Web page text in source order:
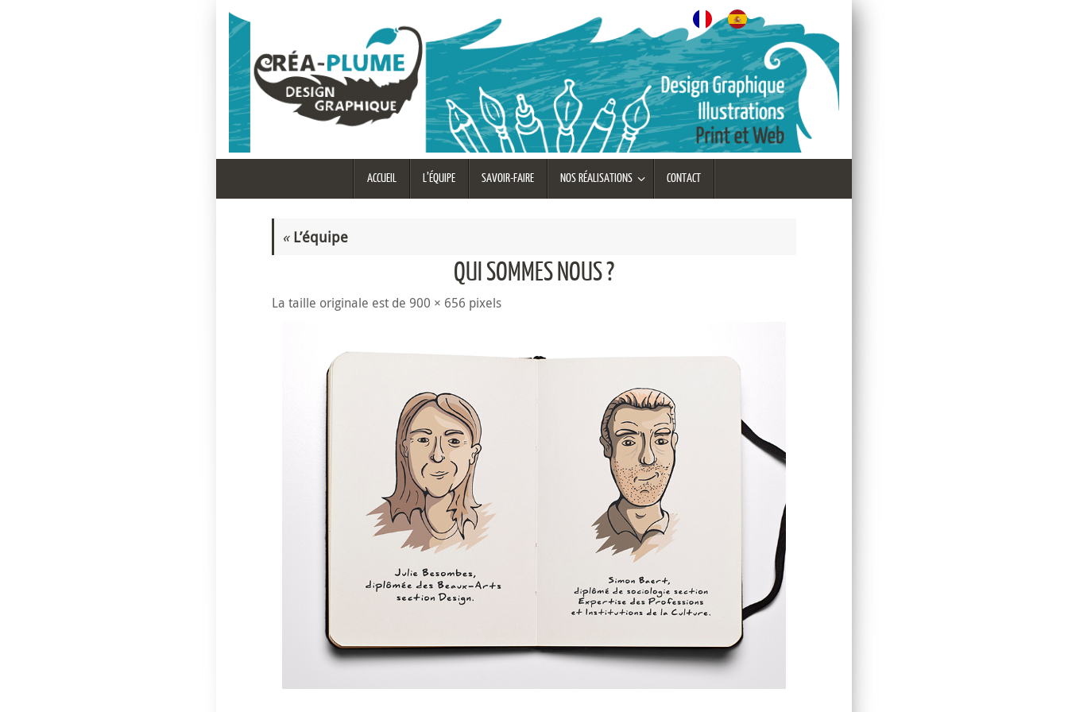
CONTENU
ACCUEIL L’ÉQUIPE SAVOIR-FAIRE NOS RÉALISATIONS CONTACT
«L’équipe
QUI SOMMES NOUS ?
La taille originale est de 900 × 656 pixels